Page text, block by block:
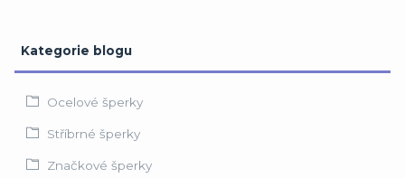
Kategorie blogu
Ocelové šperky
Stříbrné šperky
Značkové šperky